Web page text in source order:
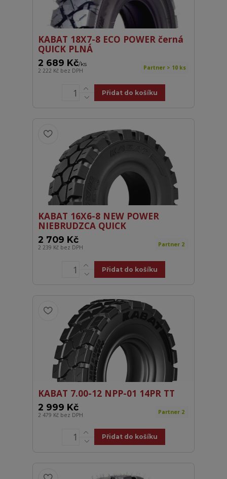
KABAT 18X7-8 ECO POWER černá
QUICK PLNÁ
2 689 Kč/ks
2 222 Kč bez DPH Partner > 10 ks
Přidat do košíku
KABAT 16X6-8 NEW POWER
NIEBRUDZCA QUICK
2 709 Kč
2 239 Kč bez DPH Partner 2
Přidat do košíku
KABAT 7.00-12 NPP-01 14PR TT
2 999 Kč
2 479 Kč bez DPH Partner 2
Přidat do košíku